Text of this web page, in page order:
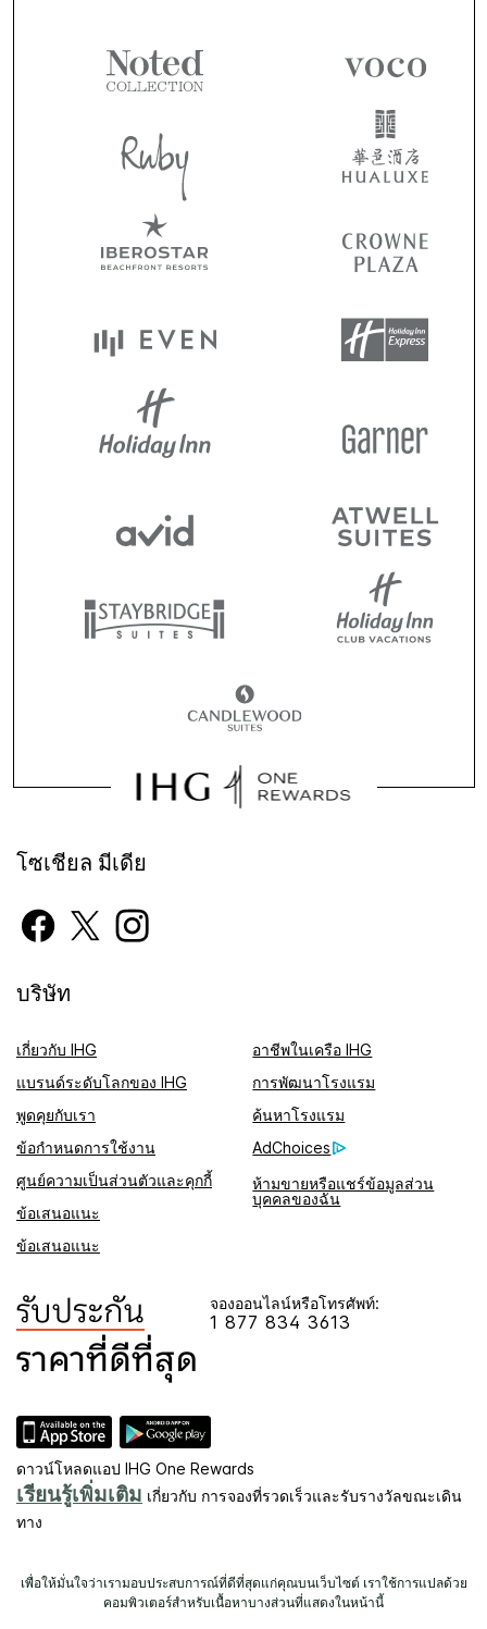
โซเชียล มีเดีย
บริษัท
เกี่ยวกับ IHG
อาชีพในเครือ IHG
แบรนด์ระดับโลกของ IHG
การพัฒนาโรงแรม
พูดคุยกับเรา
ค้นหาโรงแรม
ข้อกำหนดการใช้งาน
AdChoices
ศูนย์ความเป็นส่วนตัวและคุกกี้
ห้ามขายหรือแชร์ข้อมูลส่วน
บุคคลของฉัน
ข้อเสนอแนะ
ข้อเสนอแนะ
จองออนไลน์หรือโทรศัพท์:
1 877 834 3613
ดาวน์โหลดแอป IHG One Rewards
เรียนรู้เพิ่มเติม เกี่ยวกับ การจองที่รวดเร็วและรับรางวัลขณะเดิน
ทาง
เพื่อให้มั่นใจว่าเรามอบประสบการณ์ที่ดีที่สุดแก่คุณบนเว็บไซต์ เราใช้การแปลด้วย
คอมพิวเตอร์สำหรับเนื้อหาบางส่วนที่แสดงในหน้านี้